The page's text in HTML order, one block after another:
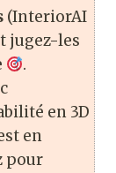
(InteriorAI
jugez-les
.
en 3D
en
pour